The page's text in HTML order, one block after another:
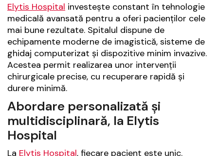
Elytis Hospital investește constant în tehnologie
medicală avansată pentru a oferi pacienților cele
mai bune rezultate. Spitalul dispune de
echipamente moderne de imagistică, sisteme de
ghidaj computerizat și dispozitive minim invazive.
Acestea permit realizarea unor intervenții
chirurgicale precise, cu recuperare rapidă și
durere minimă.
Abordare personalizată și
multidisciplinară, la Elytis
Hospital
La Elytis Hospital, fiecare pacient este unic.